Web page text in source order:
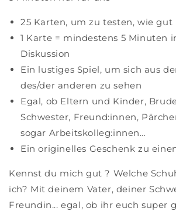
25 Karten, um zu testen, wie
1 Karte = mindestens 5 Minuten
Diskussion
Ein lustiges Spiel, um sich aus
des/der anderen zu sehen
Egal, ob Eltern und Kinder,
Schwester, Freund:innen,
sogar Arbeitskolleg:innen…
Ein originelles Geschenk zu
Kennst du mich gut ? Welche
ich? Mit deinem Vater, deiner
Freundin... egal, ob ihr euch super